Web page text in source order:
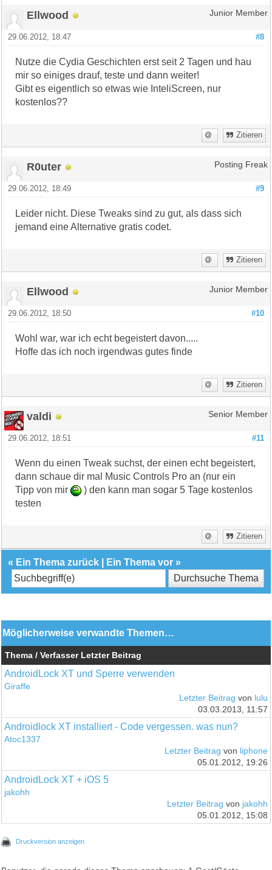
Ellwood Junior Member
#8
29.06.2012, 18:47
Nutze die Cydia Geschichten erst seit 2 Tagen und hau
mir so einiges drauf, teste und dann weiter!
Gibt es eigentlich so etwas wie InteliScreen, nur
kostenlos??
Zitieren
R0uter Posting Freak
#9
29.06.2012, 18:49
Leider nicht. Diese Tweaks sind zu gut, als dass sich
jemand eine Alternative gratis codet.
Zitieren
Ellwood Junior Member
#10
29.06.2012, 18:50
Wohl war, war ich echt begeistert davon.....
Hoffe das ich noch irgendwas gutes finde
Zitieren
valdi Senior Member
#11
29.06.2012, 18:51
Wenn du einen Tweak suchst, der einen echt begeistert,
dann schaue dir mal Music Controls Pro an (nur ein
Tipp von mir
) den kann man sogar 5 Tage kostenlos
testen
Zitieren
« Ein Thema zurück Ein Thema vor »
Möglicherweise verwandte Themen…
Thema / Verfasser Letzter Beitrag
AndroidLock XT und Sperre verwenden
Giraffe
Letzter Beitrag von lulu
03.03.2013, 11:57
Androidlock XT installiert - Code vergessen. was nun?
Atoc1337
Letzter Beitrag von liphone
05.01.2012, 19:26
AndroidLock XT + iOS 5
jakohh
Letzter Beitrag von jakohh
05.01.2012, 15:08
Druckversion anzeigen